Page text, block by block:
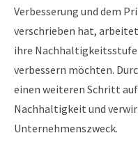
Verbesserung und dem
verschrieben hat,
ihre
verbessern möchten.
einen weiteren Schritt
Nachhaltigkeit und
Unternehmenszweck.